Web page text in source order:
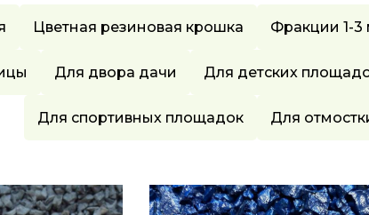
Цветная резиновая крошка Фракции 1-3
Для двора дачи Для детских
Для спортивных площадок Для